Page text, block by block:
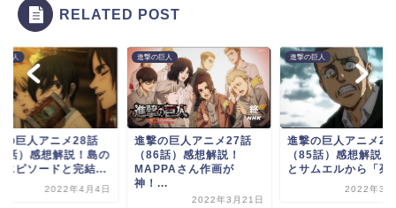
RELATED POST
巨人
の巨人アニメ28話
話）感想解説！島の
エピソードと完結...
2022年4月4日
進撃の巨人
進撃の巨人アニメ27話
（86話）感想解説！
MAPPAさん作画が
神！...
2022年3月21日
進撃の巨人
進撃の巨人アニメ26
（85話）感想解説！
とサムエルから「死
2022年3